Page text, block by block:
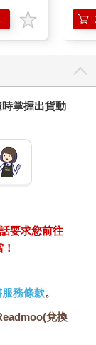
天氣，誰有辦法
時候，它終於動
信封寄來生日賀
任何其他信件。
深綠色的天鵝絨
曾被某個人珍惜
房東太太這件
喚：「卡絲碧
掉在她的大腿
。
掌握出貨動
要求您前往
務條款。
兌換